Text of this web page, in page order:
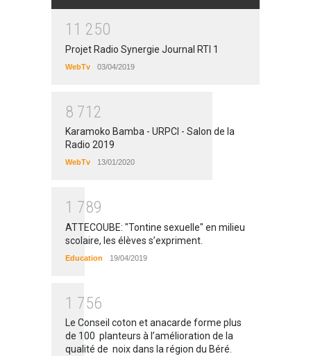
1 1 250
Projet Radio Synergie Journal RTI 1
WebTv 03/04/2019
8 71 2
Karamoko Bamba - URPCI - Salon de la
Radio 2019
WebTv 13/01/2020
1 789
ATTECOUBE: "Tontine sexuelle" en milieu
scolaire, les élèves s’expriment.
Education 19/04/2019
1 756
Le Conseil coton et anacarde forme plus
de 100 planteurs à l’amélioration de la
qualité de noix dans la région du Béré.